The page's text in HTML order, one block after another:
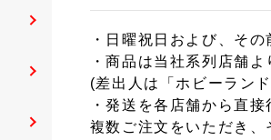
・日曜祝日および、そ
・商品は当社系列店舗
(差出人は「ホビーラン
・発送を各店舗から直
複数ご注文をいただき